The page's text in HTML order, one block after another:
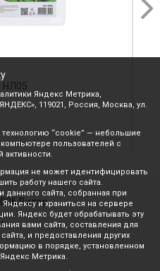
₽
для лепки А3 "Гамма"
В корзину
Вилор
Яндекс Метрика,
119021, Россия, Москва, ул.
“cookie” — небольшие
пользователей с
активности.
не может идентифицировать
работу нашего сайта.
сайта, собранная при
и храниться на сервере
Яндекс будет обрабатывать эту
вами сайта, составления для
и предоставления других
в порядке, установленном
Метрика.